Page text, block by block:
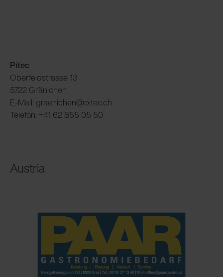
Pitec
Oberfeldstrasse 13
5722 Gränichen
E-Mail: graenichen@pitec.ch
Telefon: +41 62 855 05 50
Austria